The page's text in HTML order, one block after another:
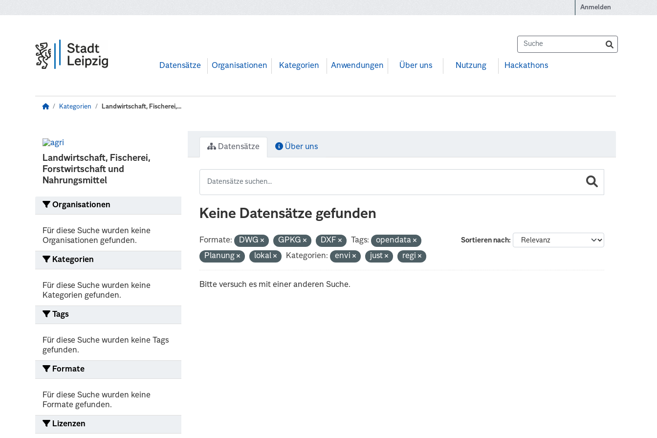
Anmelden
Datensätze Organisationen Kategorien Anwendungen Über uns Nutzung Hackathons
Kategorien Landwirtschaft, Fischerei,...
Landwirtschaft, Fischerei,
Forstwirtschaft und
Nahrungsmittel
Organisationen
Für diese Suche wurden keine
Organisationen gefunden.
Kategorien
Für diese Suche wurden keine
Kategorien gefunden.
Tags
Für diese Suche wurden keine Tags
gefunden.
Formate
Für diese Suche wurden keine
Formate gefunden.
Lizenzen
Datensätze Über uns
Keine Datensätze gefunden
Sortieren nach
Formate: DWG GPKG DXF Tags:
opendata
Planung
lokal Kategorien: envi just regi
Bitte versuch es mit einer anderen Suche.